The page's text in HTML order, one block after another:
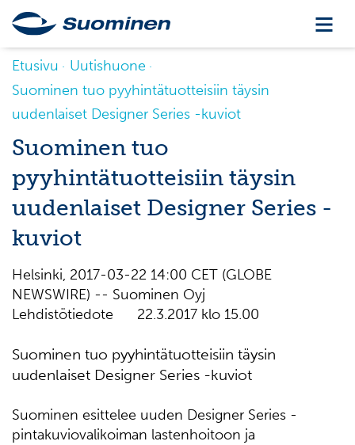
Etusivu
Uutishuone
Suominen tuo pyyhintätuotteisiin täysin
uudenlaiset Designer Series -kuviot
Suominen tuo
pyyhintätuotteisiin täysin
uudenlaiset Designer Series -
kuviot
Helsinki, 2017-03-22 14:00 CET (GLOBE
NEWSWIRE) -- Suominen Oyj
Lehdistötiedote 22.3.2017 klo 15.00
Suominen tuo pyyhintätuotteisiin täysin
uudenlaiset Designer Series -kuviot
Suominen esittelee uuden Designer Series -
pintakuviovalikoiman lastenhoitoon ja